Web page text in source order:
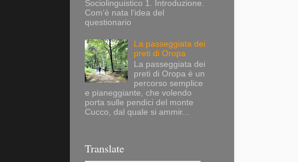
Sociolinguistico 1. Introduzione.
Com’è nata l’idea del
questionario
La passeggiata dei
preti di Oropa
La passeggiata dei
preti di Oropa è un
percorso semplice
e pianeggiante, che volendo
porta sulle pendici del monte
Cucco, dal quale si ammir...
Translate